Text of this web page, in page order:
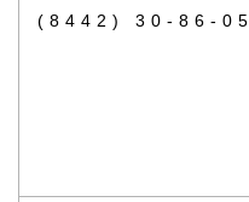
(8442) 30-86-05